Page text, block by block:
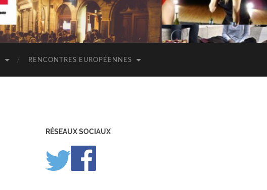
RENCONTRES EUROPÉENNES
RÉSEAUX SOCIAUX